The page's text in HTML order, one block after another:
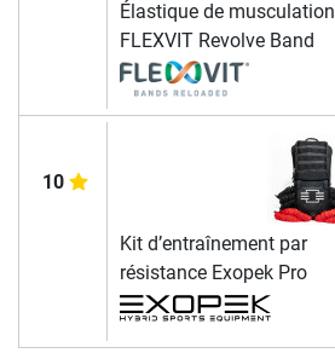
Élastique de musculation
FLEXVIT Revolve Band
10
Kit d’entraînement par
résistance Exopek Pro